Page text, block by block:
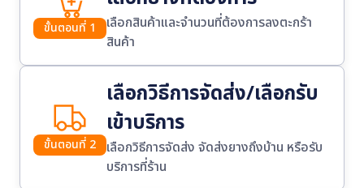
ขั้นตอนที่ 1
เลือกสินค้าและจำนวนที่ต้องการลงตะกร้า
สินค้า
ขั้นตอนที่ 2
เลือกวิธีการจัดส่ง/เลือกรับ
เข้าบริการ
เลือกวิธีการจัดส่ง จัดส่งยางถึงบ้าน หรือรับ
บริการที่ร้าน